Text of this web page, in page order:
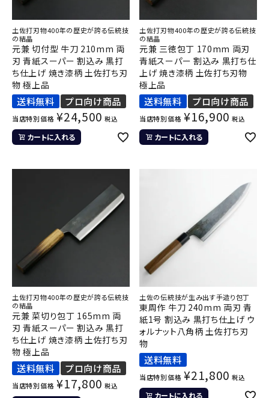
土佐打刃物400年の歴史が誇る伝統技
の結晶
元兼 切付型 牛刀 210mm 両
刃 青紙スーパー 割込み 黒打
ち仕上げ 焼き漆柄 土佐打ち刃
物 極上品
送料無料 プロ向け商品
当店特別価格 ¥24,500 税込
カートに入れる
土佐打刃物400年の歴史が誇る伝統技
の結晶
元兼 三徳包丁 170mm 両刃
青紙スーパー 割込み 黒打ち仕
上げ 焼き漆柄 土佐打ち刃物
極上品
送料無料 プロ向け商品
当店特別価格 ¥16,900 税込
カートに入れる
土佐打刃物400年の歴史が誇る伝統技
の結晶
元兼 菜切り包丁 165mm 両
刃 青紙スーパー 割込み 黒打
ち仕上げ 焼き漆柄 土佐打ち刃
物 極上品
送料無料 プロ向け商品
当店特別価格 ¥17,800 税込
土佐の伝統技が生み出す手造り包丁
東周作 牛刀 240mm 両刃 青
紙1号 割込み 黒打ち仕上げ ウ
ォルナット八角柄 土佐打ち刃
物
送料無料
当店特別価格 ¥21,800 税込
カートに入れる